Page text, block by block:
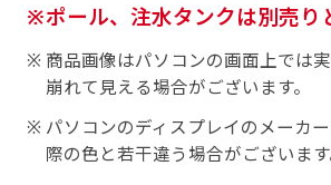
ポール、注水タンクは別売り
商品画像はパソコンの画面上では
崩れて見える場合がございます。
パソコンのディスプレイのメーカ
際の色と若干違う場合がございます
ミニ(10x30)
台座タイプ・吸盤タイプ・クリッ
ミニ(30x10)
台座タイプ・吸盤タイプ・クリッ